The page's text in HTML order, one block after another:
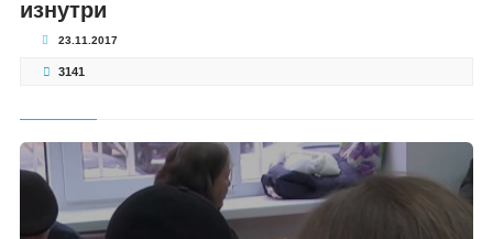
изнутри
23.11.2017
3141